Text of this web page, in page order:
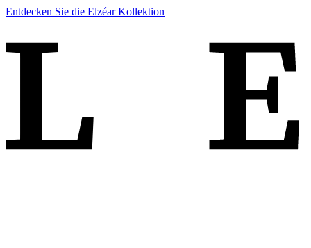
Entdecken Sie die Elzéar Kollektion